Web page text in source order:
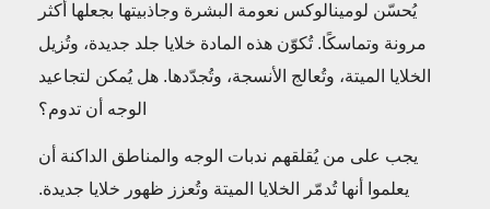
يُحسّن لومينالوكس نعومة البشرة وجاذبيتها بجعلها أكثر
مرونة وتماسكًا. تُكوّن هذه المادة خلايا جلد جديدة، وتُزيل
الخلايا الميتة، وتُعالج الأنسجة، وتُجدّدها. هل يُمكن لتجاعيد
الوجه أن تدوم؟
يجب على من يُقلقهم ندبات الوجه والمناطق الداكنة أن
يعلموا أنها تُدمّر الخلايا الميتة وتُعزز ظهور خلايا جديدة.